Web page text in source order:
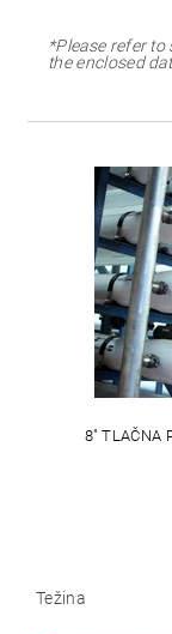
*Please refer
the enclosed
8" TLAČNA
Težina